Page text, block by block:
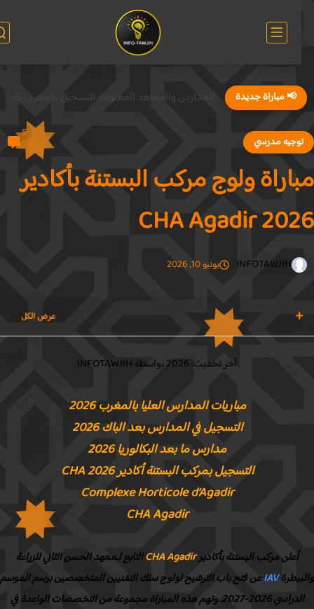
📢 مباراة جديدة
مدرسي
5
ولوج مركب البستنة بأكادير
CHA Agadir
INFOTAWJIH يونيو 10, 2026
آخر تحديث: 2026 بواسطة INFOTAWJIH
مباريات المدارس العليا بالمغرب 2026
التسجيل في المدارس بعد الباك 2026
مدارس ما بعد البكالوريا 2026
التسجيل بمركب البستنة أكادير CHA 2026
Complexe Horticole d’Agadir
CHA Agadir
أعلن مركب البستنة بأكاديرCHA Agadirالتابع لـمعهد الحسن الثاني للزراعة
IAVعن فتح باب الترشيح لولوج سلك التقنيين المتخصصين برسم الموسم
الدراسي 2026-2027. وتهم هذه المباراة مجموعة من التخصصات الواعدة في